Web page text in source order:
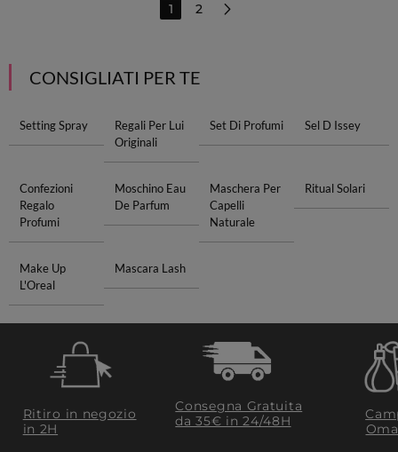
1 2
CONSIGLIATI PER TE
Setting Spray
Regali Per Lui
Originali
Set Di Profumi Sel D Issey
Confezioni
Regalo
Profumi
Moschino Eau
De Parfum
Maschera Per
Capelli
Naturale
Ritual Solari
Make Up
L'Oreal
Mascara Lash
Ritiro in negozio
in 2H
Consegna Gratuita
da 35€​ in 24/48H